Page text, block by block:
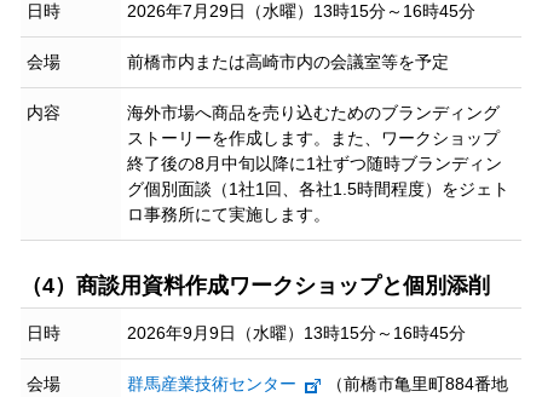
日時 2026年7月29日（水曜）13時15分～16時45分
会場 前橋市内または高崎市内の会議室等を予定
内容
海外市場へ商品を売り込むためのブランディング
ストーリーを作成します。また、ワークショップ
終了後の8月中旬以降に1社ずつ随時ブランディン
グ個別面談（1社1回、各社1.5時間程度）をジェト
ロ事務所にて実施します。
（4）商談用資料作成ワークショップと個別添削
日時 2026年9月9日（水曜）13時15分～16時45分
会場 群馬産業技術センター
（前橋市亀里町884番地